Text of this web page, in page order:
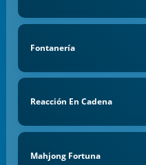
Fontanería
Reacción En Cadena
Mahjong Fortuna